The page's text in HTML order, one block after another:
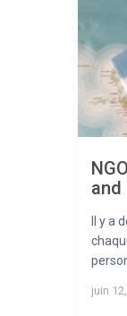
and
Il y a
juin